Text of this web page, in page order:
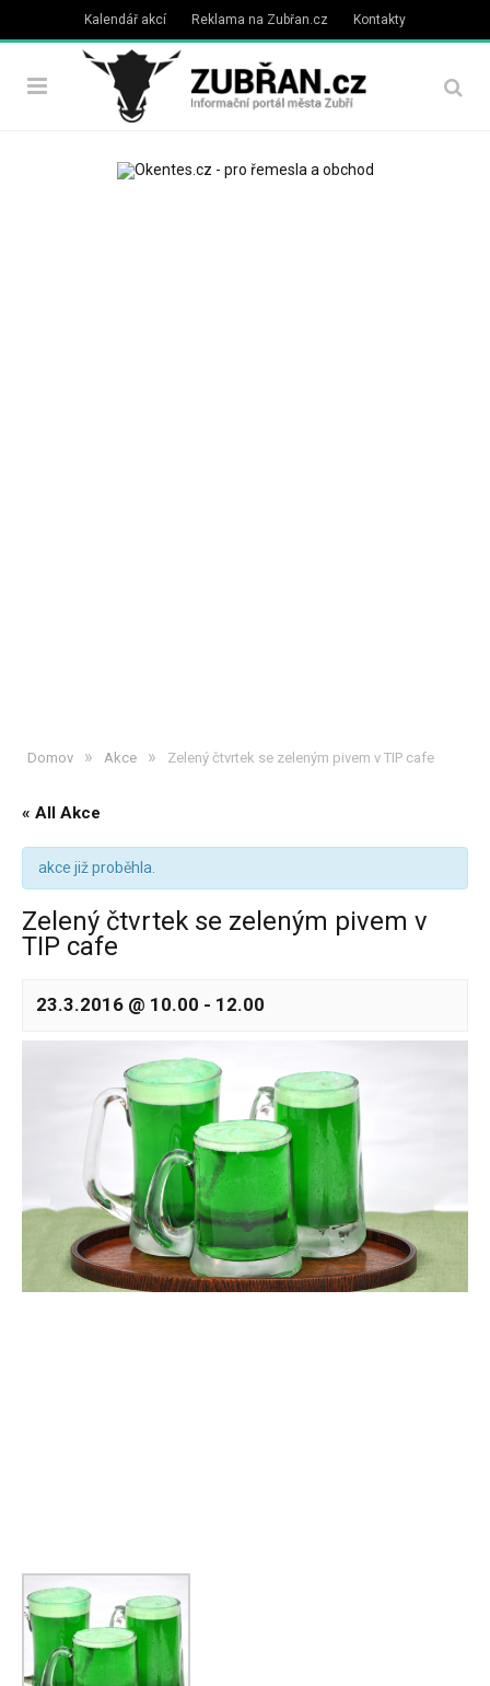
Kalendář akcí Reklama na Zubřan.cz Kontakty
Domov » Akce » Zelený čtvrtek se zeleným pivem v TIP cafe
« All Akce
akce již proběhla.
Zelený čtvrtek se zeleným pivem v
TIP cafe
23.3.2016 @ 10.00 - 12.00